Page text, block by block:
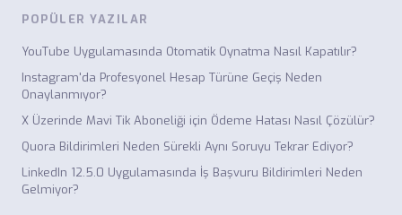
POPÜLER YAZILAR
YouTube Uygulamasında Otomatik Oynatma Nasıl Kapatılır?
Instagram'da Profesyonel Hesap Türüne Geçiş Neden
Onaylanmıyor?
X Üzerinde Mavi Tik Aboneliği için Ödeme Hatası Nasıl Çözülür?
Quora Bildirimleri Neden Sürekli Aynı Soruyu Tekrar Ediyor?
LinkedIn 12.5.0 Uygulamasında İş Başvuru Bildirimleri Neden
Gelmiyor?